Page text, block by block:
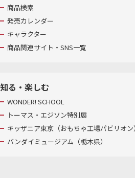
商品検索
発売カレンダー
キャラクター
商品関連サイト・SNS一覧
知る・楽しむ
WONDER! SCHOOL
トーマス・エジソン特別展
キッザニア東京（おもちゃ工場パビリオ
バンダイミュージアム（栃木県）